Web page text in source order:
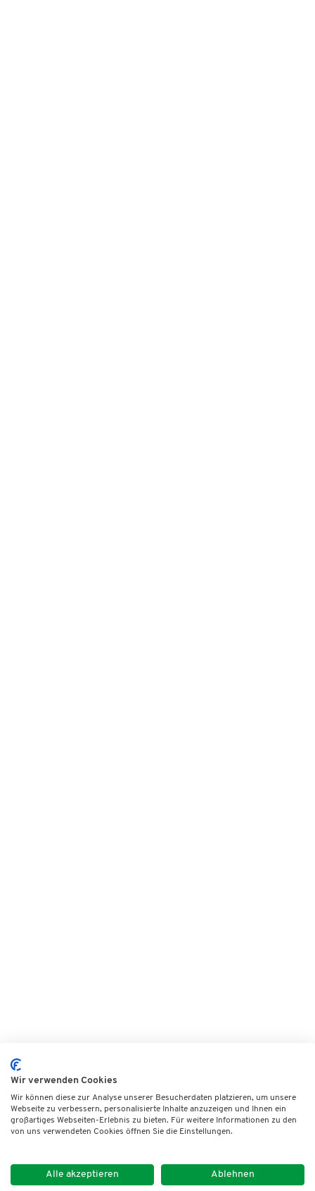
Wir verwenden Cookies
Wir können diese zur Analyse unserer Besucherdaten platzieren, um unsere
Webseite zu verbessern, personalisierte Inhalte anzuzeigen und Ihnen ein
großartiges Webseiten-Erlebnis zu bieten. Für weitere Informationen zu den
von uns verwendeten Cookies öffnen Sie die Einstellungen.
Alle akzeptieren Ablehnen